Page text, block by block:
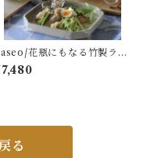
花瓶にもなる竹製ラン
ン/LT-06NL
る